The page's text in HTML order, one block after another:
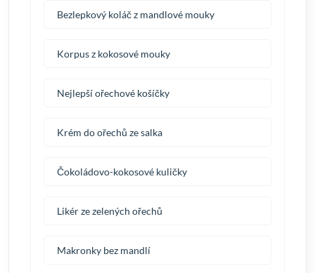
Bezlepkový koláč z mandlové mouky
Korpus z kokosové mouky
Nejlepší ořechové košíčky
Krém do ořechů ze salka
Čokoládovo-kokosové kuličky
Likér ze zelených ořechů
Makronky bez mandlí